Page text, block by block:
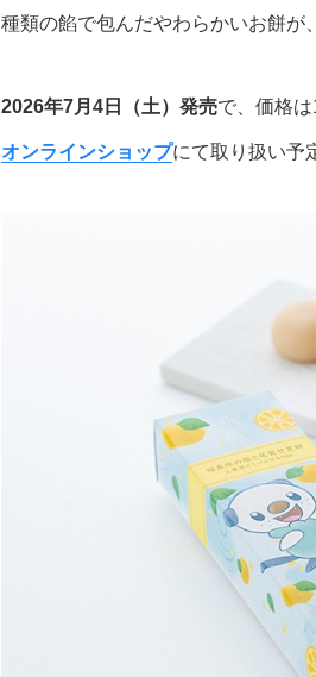
種類の餡で包んだやわらかいお餅が
2026年7月4日（土）発売で、価格は
オンラインショップにて取り扱い予